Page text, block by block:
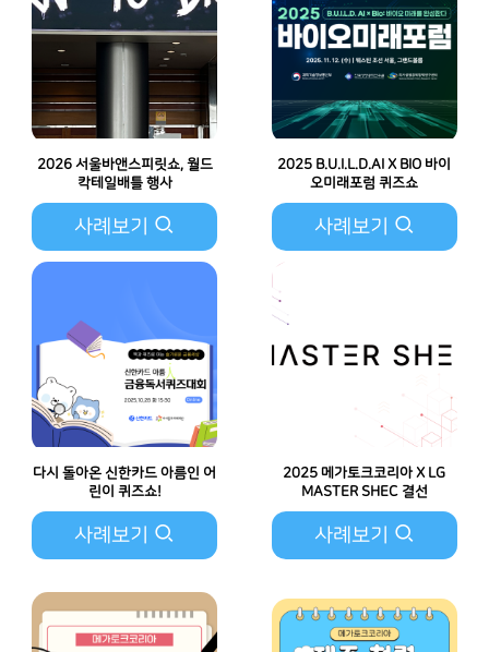
2026 서울바앤스피릿쇼, 월드
칵테일배틀 행사
사례보기
2025 B.U.I.L.D.AI X BIO 바이
오미래포럼 퀴즈쇼
사례보기
다시 돌아온 신한카드 아름인 어
린이 퀴즈쇼!
사례보기
2025 메가토크코리아 X LG
MASTER SHEC 결선
사례보기